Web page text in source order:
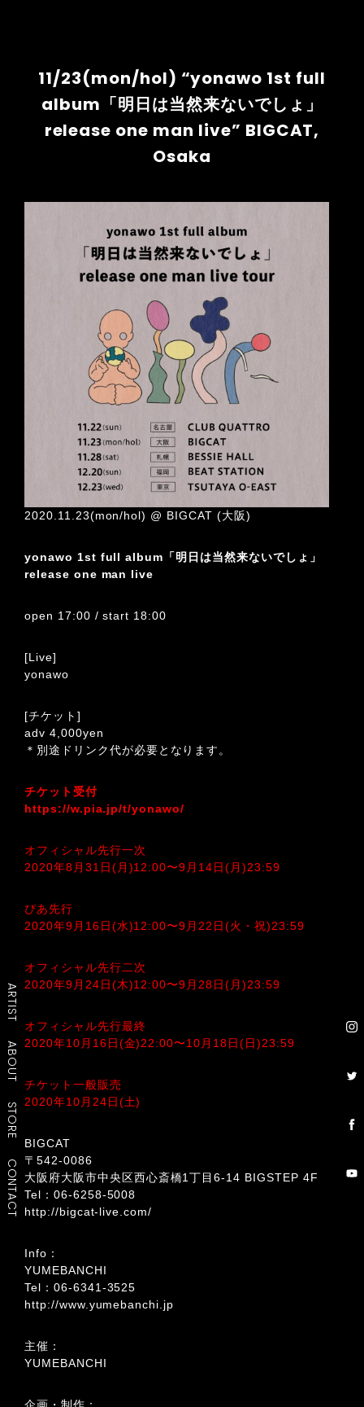
ARTIST
ABOUT
STORE
CONTACT
11/23(mon/hol) “yonawo 1st full
album「明日は当然来ないでしょ」
release one man live” BIGCAT,
Osaka
2020.11.23(mon/hol) @ BIGCAT (大阪)
yonawo 1st full album「明日は当然来ないでしょ」
release one man live
open 17:00 / start 18:00
[Live]
yonawo
[チケット]
adv 4,000yen
＊別途ドリンク代が必要となります。
チケット受付
https://w.pia.jp/t/yonawo/
オフィシャル先行一次
2020年8月31日(月)12:00〜9月14日(月)23:59
ぴあ先行
2020年9月16日(水)12:00〜9月22日(火・祝)23:59
オフィシャル先行二次
2020年9月24日(木)12:00〜9月28日(月)23:59
オフィシャル先行最終
2020年10月16日(金)22:00〜10月18日(日)23:59
チケット一般販売
2020年10月24日(土)
BIGCAT
〒542-0086
大阪府大阪市中央区西心斎橋1丁目6-14 BIGSTEP 4F
Tel：06-6258-5008
http://bigcat-live.com/
Info：
YUMEBANCHI
Tel：06-6341-3525
http://www.yumebanchi.jp
主催：
YUMEBANCHI